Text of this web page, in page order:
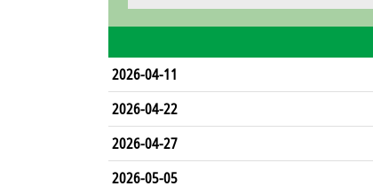
2026-04-11
2026-04-22
2026-04-27
2026-05-05